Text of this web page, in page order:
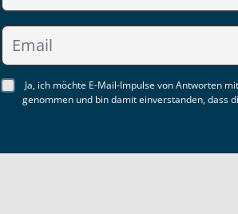
Ja, ich möchte E-Mail-Impulse von Antworten
genommen und bin damit einverstanden, dass